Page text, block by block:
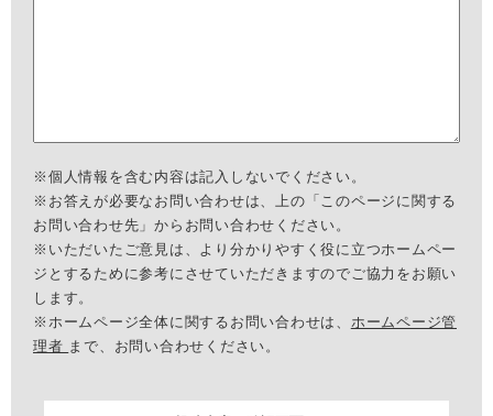
※個人情報を含む内容は記入しないでください。
※お答えが必要なお問い合わせは、上の「このページに関する
お問い合わせ先」からお問い合わせください。
※いただいたご意見は、より分かりやすく役に立つホームペー
ジとするために参考にさせていただきますのでご協力をお願い
します。
※ホームページ全体に関するお問い合わせは、 ホームページ管
理者 まで、お問い合わせください。